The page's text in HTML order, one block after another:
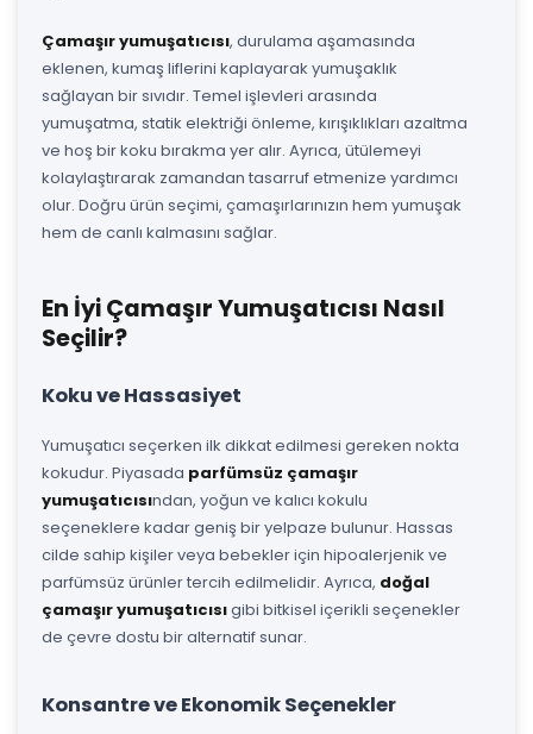
Çamaşır yumuşatıcısı, durulama aşamasında
eklenen, kumaş liflerini kaplayarak yumuşaklık
sağlayan bir sıvıdır. Temel işlevleri arasında
yumuşatma, statik elektriği önleme, kırışıklıkları azaltma
ve hoş bir koku bırakma yer alır. Ayrıca, ütülemeyi
kolaylaştırarak zamandan tasarruf etmenize yardımcı
olur. Doğru ürün seçimi, çamaşırlarınızın hem yumuşak
hem de canlı kalmasını sağlar.
En İyi Çamaşır Yumuşatıcısı Nasıl
Seçilir?
Koku ve Hassasiyet
Yumuşatıcı seçerken ilk dikkat edilmesi gereken nokta
kokudur. Piyasada parfümsüz çamaşır
yumuşatıcısından, yoğun ve kalıcı kokulu
seçeneklere kadar geniş bir yelpaze bulunur. Hassas
cilde sahip kişiler veya bebekler için hipoalerjenik ve
parfümsüz ürünler tercih edilmelidir. Ayrıca, doğal
çamaşır yumuşatıcısıgibi bitkisel içerikli seçenekler
de çevre dostu bir alternatif sunar.
Konsantre ve Ekonomik Seçenekler